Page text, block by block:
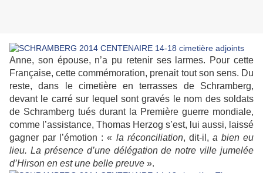
Anne, son épouse, n’a pu retenir ses larmes. Pour cette
Française, cette commémoration, prenait tout son sens. Du
reste, dans le cimetière en terrasses de Schramberg,
devant le carré sur lequel sont gravés le nom des soldats
de Schramberg tués durant la Première guerre mondiale,
comme l’assistance, Thomas Herzog s’est, lui aussi, laissé
gagner par l’émotion : « la réconciliation, dit-il, a bien eu
lieu. La présence d’une délégation de notre ville jumelée
d’Hirson en est une belle preuve ».